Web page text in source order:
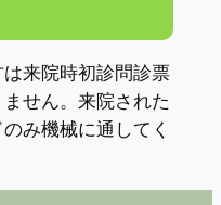
来院時初診問診票
せん。来院された
み機械に通してく